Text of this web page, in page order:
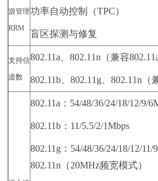
源管理
RRM
功率自动控制（TPC）
盲区探测与修复
支持信
道数
802.11a、802.11n （兼容
802.11b、802.11g、802.11n （
802.11a ： 54/48/36/24/18/12/9/
802.11b ： 11/5.5/2/1Mbps
802.11g ： 54/48/36/24/18/12/11/
802.11n （20MHz频宽模式）